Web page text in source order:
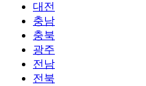
대전
충남
충북
광주
전남
전북